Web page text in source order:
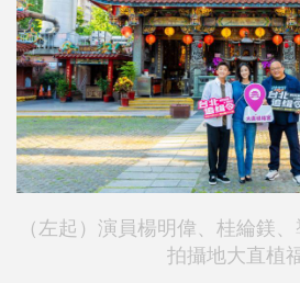
（左起）演員楊明偉、桂綸鎂
拍攝地大直植